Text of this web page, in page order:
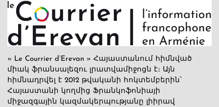
« Le Courrier d’Erevan » Հայաստանում հիմնված
միակ ֆրանսալեզու լրատվամիջոցն է։ Այն
հիմնադրվել է 2012 թվականի հոկտեմբերին՝
Հայաստանի կողմից Ֆրանկոֆոնիայի
միջազգային կազմակերպությանը լիիրավ